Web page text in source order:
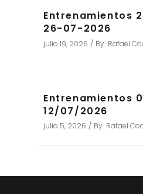
Entrenamientos
26-07-2026
julio 19, 2026 By Rafael
Entrenamientos
12/07/2026
julio 5, 2026 By Rafael